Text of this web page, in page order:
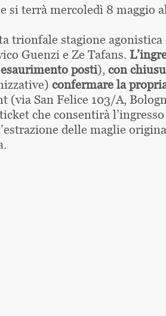
si terrà mercoledì 8 maggio
trionfale stagione agonistica
Guenzi e Ze Tafans.
posti), con
confermare la
San Felice 103/A,
che consentirà l’ingresso
delle maglie